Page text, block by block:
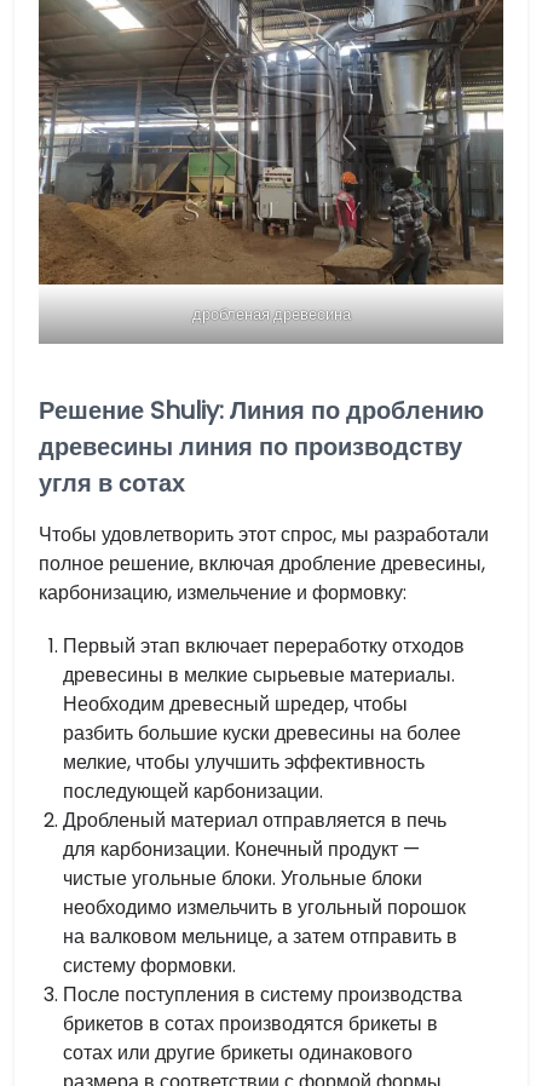
дробленая древесина
Решение Shuliy: Линия по дроблению
древесины линия по производству
угля в сотах
Чтобы удовлетворить этот спрос, мы разработали
полное решение, включая дробление древесины,
карбонизацию, измельчение и формовку:
Первый этап включает переработку отходов
древесины в мелкие сырьевые материалы.
Необходим древесный шредер, чтобы
разбить большие куски древесины на более
мелкие, чтобы улучшить эффективность
последующей карбонизации.
Дробленый материал отправляется в печь
для карбонизации. Конечный продукт —
чистые угольные блоки. Угольные блоки
необходимо измельчить в угольный порошок
на валковом мельнице, а затем отправить в
систему формовки.
После поступления в систему производства
брикетов в сотах производятся брикеты в
сотах или другие брикеты одинакового